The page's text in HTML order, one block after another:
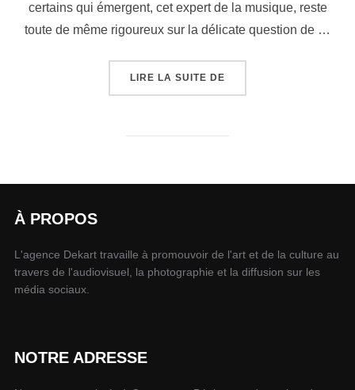
certains qui émergent, cet expert de la musique, reste
toute de même rigoureux sur la délicate question de …
LIRE LA SUITE DE
À PROPOS
L'agence Dekart travaille à promouvoir de l'art et de la culture au
travers de l'audiovisuel, la photographie et la diffusion sur les
média sociaux.
NOTRE ADRESSE